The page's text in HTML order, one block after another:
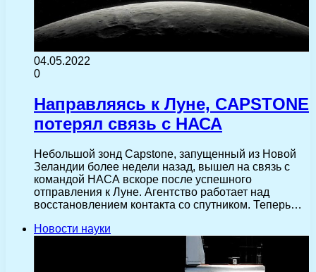
04.05.2022
0
Направляясь к Луне, CAPSTONE
потерял связь с НАСА
Небольшой зонд Capstone, запущенный из Новой
Зеландии более недели назад, вышел на связь с
командой НАСА вскоре после успешного
отправления к Луне. Агентство работает над
восстановлением контакта со спутником. Теперь…
Новости науки